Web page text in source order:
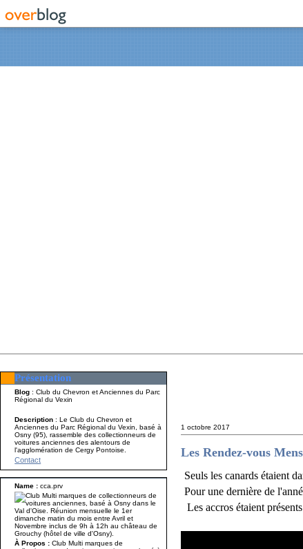
Présentation
Blog : Club du Chevron et Anciennes du Parc
Régional du Vexin
Description: Le Club du Chevron et
Anciennes du Parc Régional du Vexin, basé à
Osny (95), rassemble des collectionneurs de
voitures anciennes des alentours de
l'agglomération de Cergy Pontoise.
Contact
Name :cca.prv
À Propos :Club Multi marques de
1 octobre 2017
Les Rendez-vous
Seuls les canards étaient
Pour une dernière de
Les accros étaient